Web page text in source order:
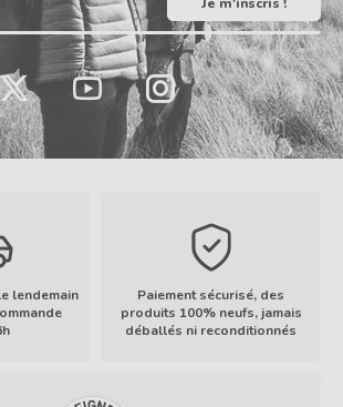
YouTubeInstagram
LinkedIn
TikTok
lendemain
Paiement sécurisé, des
produits 100% neufs, jamais
déballés ni reconditionnés